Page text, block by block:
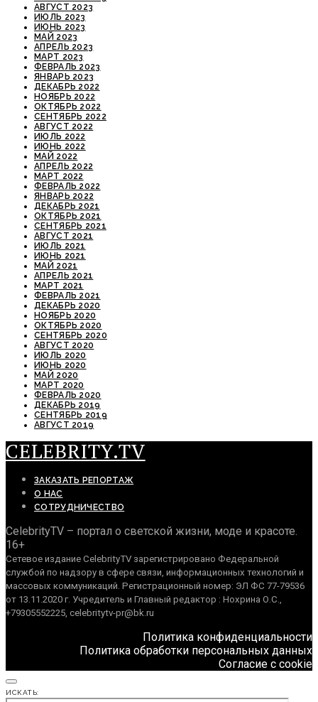
АВГУСТ 2023
ИЮЛЬ 2023
ИЮНЬ 2023
МАЙ 2023
АПРЕЛЬ 2023
МАРТ 2023
ФЕВРАЛЬ 2023
ЯНВАРЬ 2023
ДЕКАБРЬ 2022
НОЯБРЬ 2022
ОКТЯБРЬ 2022
СЕНТЯБРЬ 2022
АВГУСТ 2022
ИЮЛЬ 2022
ИЮНЬ 2022
МАЙ 2022
АПРЕЛЬ 2022
МАРТ 2022
ФЕВРАЛЬ 2022
ЯНВАРЬ 2022
ДЕКАБРЬ 2021
ОКТЯБРЬ 2021
СЕНТЯБРЬ 2021
АВГУСТ 2021
ИЮЛЬ 2021
ИЮНЬ 2021
МАЙ 2021
АПРЕЛЬ 2021
МАРТ 2021
ФЕВРАЛЬ 2021
ДЕКАБРЬ 2020
НОЯБРЬ 2020
ОКТЯБРЬ 2020
СЕНТЯБРЬ 2020
АВГУСТ 2020
ИЮЛЬ 2020
ИЮНЬ 2020
МАЙ 2020
МАРТ 2020
ФЕВРАЛЬ 2020
ДЕКАБРЬ 2019
СЕНТЯБРЬ 2019
АВГУСТ 2019
CELEBRITY.TV
ЗАКАЗАТЬ РЕПОРТАЖ
О НАС
СОТРУДНИЧЕСТВО
CelebrityTV – портал о светской жизни, моде и красоте.
16+
Сетевое издание CelebrityTV зарегистрировано Федеральной
службой по надзору в сфере связи, информационных технологий и
массовых коммуникаций. Регистрационный номер: ЭЛ ФС 77-79536
от 13.11.2020 г. Учредитель и Главный редактор : Нохрина О.С.,
+79305552225, celebritytv-pr@bk.ru
Политика конфиденциальности
Политика обработки персональных данных
Согласие с cookie
ИСКАТЬ: